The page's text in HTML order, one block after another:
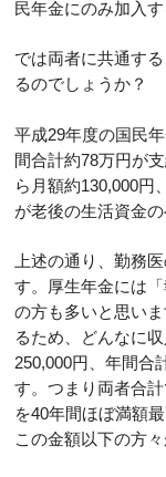
民年金にのみ加入
では両者に共通す
るのでしょうか？
平成29年度の国民
間合計約78万円が
ら月額約130,000円
が老後の生活資金
上述の通り、勤務
す。厚生年金には
の方も多いと思い
るため、どんなに
250,000円、年間合
す。つまり両者合
を40年間ほぼ満額
この金額以下の方々